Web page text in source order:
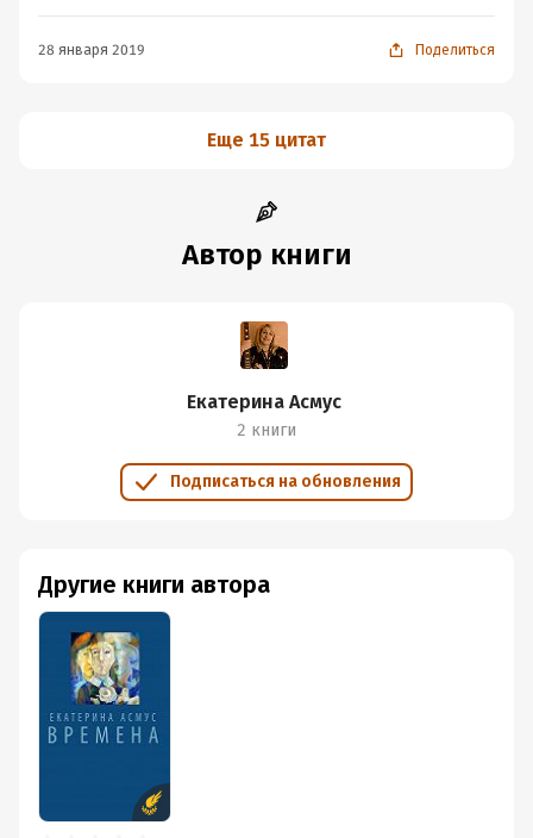
28 января 2019 Поделиться
Еще 15 цитат
Автор книги
Екатерина Асмус
2 книги
Подписаться на обновления
Другие книги автора